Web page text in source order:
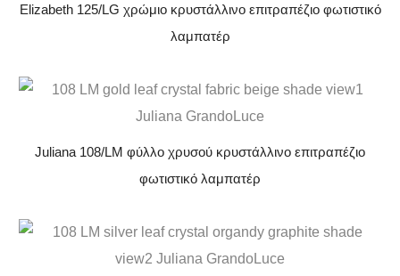
Elizabeth 125/LG χρώμιο κρυστάλλινο επιτραπέζιο φωτιστικό
λαμπατέρ
Juliana 108/LM φύλλο χρυσού κρυστάλλινο επιτραπέζιο
φωτιστικό λαμπατέρ